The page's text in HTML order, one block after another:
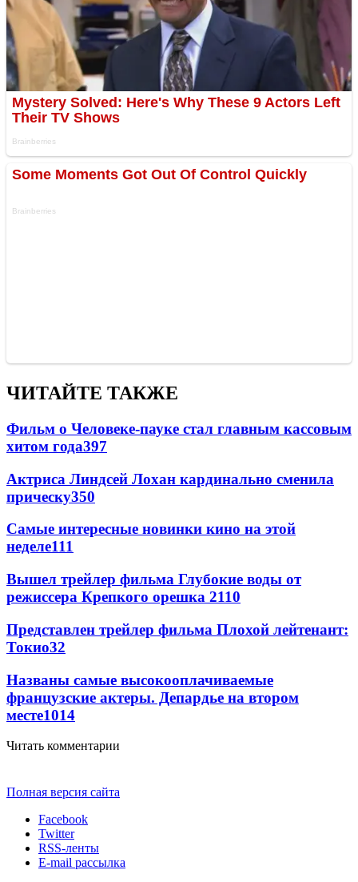
ЧИТАЙТЕ ТАКЖЕ
Фильм о Человеке-пауке стал главным кассовым
хитом года397
Актриса Линдсей Лохан кардинально сменила
прическу350
Самые интересные новинки кино на этой
неделе111
Вышел трейлер фильма Глубокие воды от
режиссера Крепкого орешка 2110
Представлен трейлер фильма Плохой лейтенант:
Токио32
Названы самые высокооплачиваемые
французские актеры. Депардье на втором
месте1014
Читать комментарии
Полная версия сайта
Facebook
Twitter
RSS-ленты
E-mail рассылка